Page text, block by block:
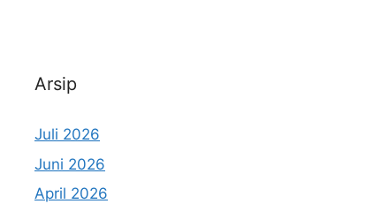
Arsip
Juli 2026
Juni 2026
April 2026